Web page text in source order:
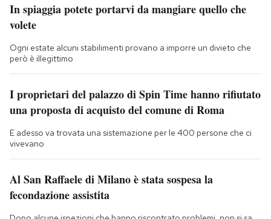
In spiaggia potete portarvi da mangiare quello che
volete
Ogni estate alcuni stabilimenti provano a imporre un divieto che
però è illegittimo
I proprietari del palazzo di Spin Time hanno rifiutato
una proposta di acquisto del comune di Roma
E adesso va trovata una sistemazione per le 400 persone che ci
vivevano
Al San Raffaele di Milano è stata sospesa la
fecondazione assistita